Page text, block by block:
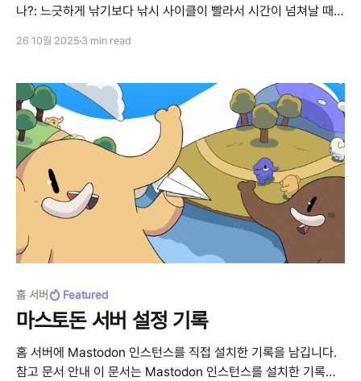
나?: 느긋하게 낚기보다 낚시 사이클이 빨라서 시간이 넘쳐날 때
요리 가능한 물고기가 나올 확률을 높여줌. * 미끼를 왜 쓰나?: 요
26 10월 2025 3 min read
홈 서버 Featured
마스토돈 서버 설정 기록
홈 서버에 Mastodon 인스턴스를 직접 설치한 기록을 남깁니다.
참고 문서 안내 이 문서는 Mastodon 인스턴스를 설치한 기록을